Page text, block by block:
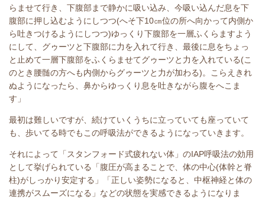
らませて行き、下腹部まで静かに吸い込み、今吸い込んだ息を下
腹部に押し込むようにしつつ(へそ下10㎝位の所へ向かって内側か
ら吐きつけるようにしつつ)ゆっくり下腹部を一層ふくらますよう
にして、グゥーツと下腹部に力を入れて行き、最後に息をちょっ
と止めて一層下腹部をふくらませてグゥーツと力を入れている(こ
のとき腰髄の方へも内側からグゥーツと力が加わる)。こらえきれ
ぬようになったら、鼻からゆっくり息を吐きながら腹をへこま
す」
最初は難しいですが、続けていくうちに立っていても座っていて
も、歩いてる時でもこの呼吸法ができるようになっていきます。
それによって「スタンフォード式疲れない体」のIAP呼吸法の効用
として挙げられている「腹圧が高まることで、体の中心(体幹と脊
柱)がしっかり安定する」「正しい姿勢になると、中枢神経と体の
連携がスムーズになる」などの状態を実感できるようになりま